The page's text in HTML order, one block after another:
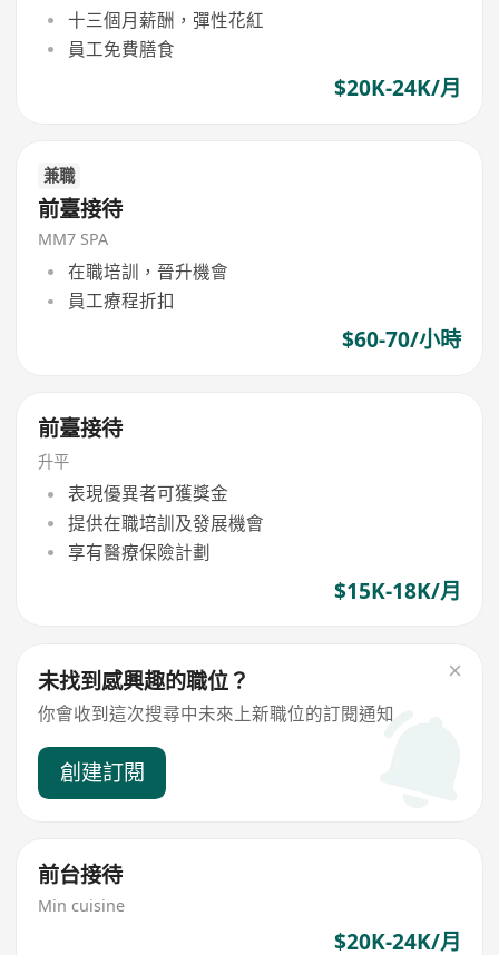
十三個月薪酬，彈性花紅
員工免費膳食
$20K-24K/月
兼職
前臺接待
MM7 SPA
在職培訓，晉升機會
員工療程折扣
$60-70/小時
前臺接待
升平
表現優異者可獲獎金
提供在職培訓及發展機會
享有醫療保險計劃
$15K-18K/月
未找到感興趣的職位？
你會收到這次搜尋中未來上新職位的訂閱通知
創建訂閱
前台接待
Min cuisine
$20K-24K/月